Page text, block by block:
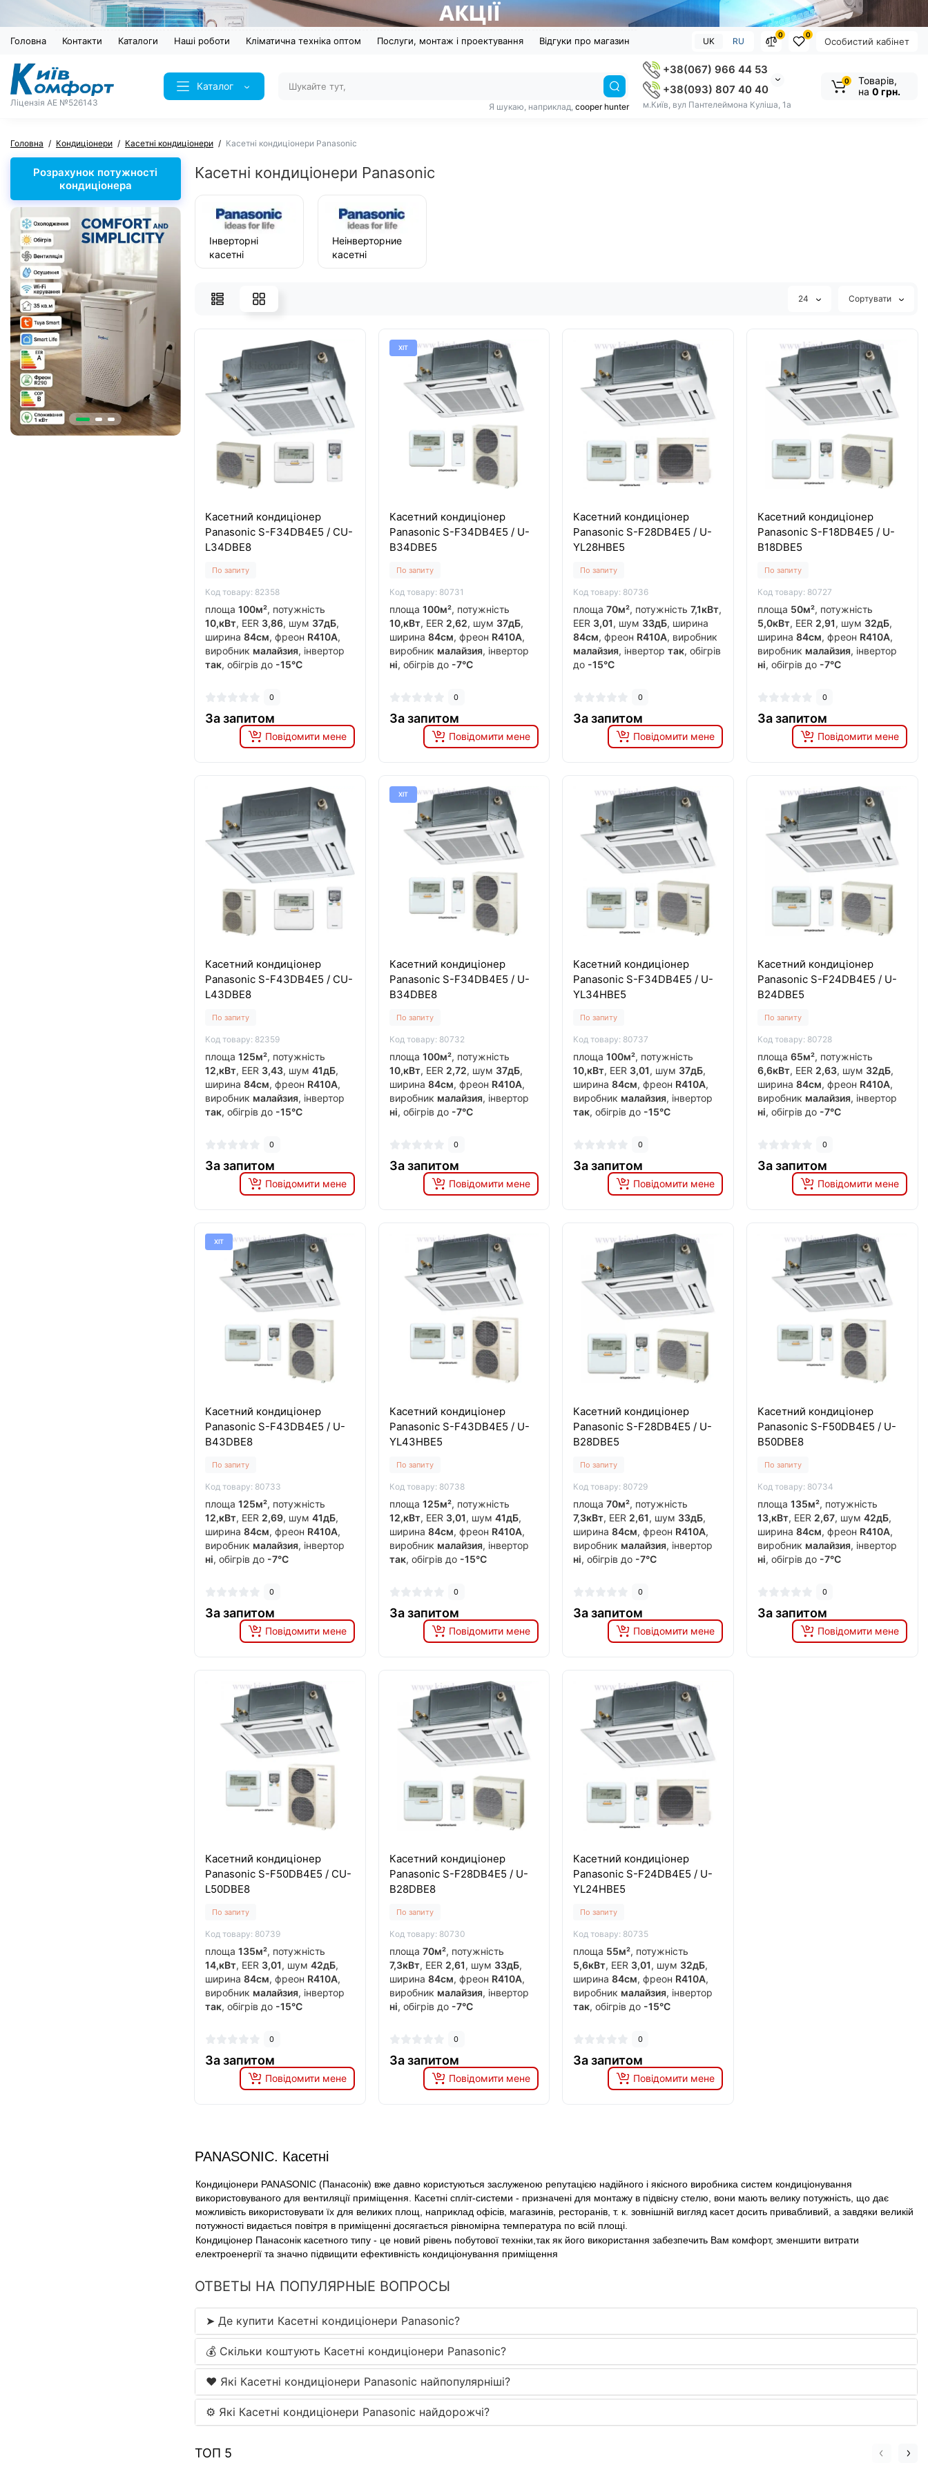
Головна Контакти Каталоги Наші роботи Кліматична техніка оптом Послуги, монтаж і проектування Відгуки про магазин Особистий кабінет
0
0
UK RU
Ліцензія AE №526143
Каталог
+38(067) 966 44 53
+38(093) 807 40 40
м.Київ, вул Пантелеймона Куліша, 1а
Я шукаю, наприклад, cooper hunter
0
Товарів,
на 0 грн.
Головна Кондиціонери Касетні кондиціонери Касетні кондиціонери Panasonic
Розрахунок потужності
кондиціонера
Касетні кондиціонери Panasonic
Інверторні
касетні
Неінверторние
касетні
24 Сортувати
Касетний кондиціонер
Panasonic S-F34DВ4E5 / CU-
L34DBE8
По запиту
Код товару: 82358
площа 100м², потужність
10,кВт, EER 3,86, шум 37дБ,
ширина 84см, фреон R410A,
виробник малайзия, інвертор
так, обігрів до -15°C
0
За запитом
Повідомити мене
ХІТ
Касетний кондиціонер
Panasonic S-F34DB4E5 / U-
B34DBE5
По запиту
Код товару: 80731
площа 100м², потужність
10,кВт, EER 2,62, шум 37дБ,
ширина 84см, фреон R410A,
виробник малайзия, інвертор
ні, обігрів до -7°C
0
За запитом
Повідомити мене
Касетний кондиціонер
Panasonic S-F28DВ4E5 / U-
YL28HBE5
По запиту
Код товару: 80736
площа70м², потужність7,1кВт,
EER 3,01, шум 33дБ, ширина
84см, фреон R410A, виробник
малайзия, інвертортак, обігрів
до -15°C
0
За запитом
Повідомити мене
Касетний кондиціонер
Panasonic S-F18DB4E5 / U-
B18DBE5
По запиту
Код товару: 80727
площа 50м², потужність
5,0кВт, EER 2,91, шум 32дБ,
ширина84см, фреон R410A,
виробник малайзия, інвертор
ні, обігрів до -7°C
0
За запитом
Повідомити мене
Касетний кондиціонер
Panasonic S-F43DВ4E5 / CU-
L43DBE8
По запиту
Код товару: 82359
площа 125м², потужність
12,кВт, EER 3,43, шум 41дБ,
ширина 84см, фреон R410A,
виробник малайзия, інвертор
так, обігрів до -15°C
0
За запитом
Повідомити мене
ХІТ
Касетний кондиціонер
Panasonic S-F34DB4E5 / U-
B34DBE8
По запиту
Код товару: 80732
площа 100м², потужність
10,кВт, EER 2,72, шум 37дБ,
ширина 84см, фреон R410A,
виробник малайзия, інвертор
ні, обігрів до -7°C
0
За запитом
Повідомити мене
Касетний кондиціонер
Panasonic S-F34DВ4E5 / U-
YL34HBE5
По запиту
Код товару: 80737
площа100м², потужність
10,кВт, EER 3,01, шум 37дБ,
ширина84см, фреон R410A,
виробник малайзия, інвертор
так, обігрів до -15°C
0
За запитом
Повідомити мене
Касетний кондиціонер
Panasonic S-F24DB4E5 / U-
B24DBE5
По запиту
Код товару: 80728
площа65м², потужність
6,6кВт, EER 2,63, шум 32дБ,
ширина84см, фреон R410A,
виробник малайзия, інвертор
ні, обігрів до -7°C
0
За запитом
Повідомити мене
ХІТ
Касетний кондиціонер
Panasonic S-F43DB4E5 / U-
B43DBE8
По запиту
Код товару: 80733
площа 125м², потужність
12,кВт, EER 2,69, шум 41дБ,
ширина 84см, фреон R410A,
виробник малайзия, інвертор
ні, обігрів до -7°C
0
За запитом
Повідомити мене
Касетний кондиціонер
Panasonic S-F43DВ4E5 / U-
YL43HBE5
По запиту
Код товару: 80738
площа 125м², потужність
12,кВт, EER 3,01, шум 41дБ,
ширина 84см, фреон R410A,
виробник малайзия, інвертор
так, обігрів до -15°C
0
За запитом
Повідомити мене
Касетний кондиціонер
Panasonic S-F28DB4E5 / U-
B28DBE5
По запиту
Код товару: 80729
площа70м², потужність
7,3кВт, EER 2,61, шум 33дБ,
ширина84см, фреон R410A,
виробник малайзия, інвертор
ні, обігрів до -7°C
0
За запитом
Повідомити мене
Касетний кондиціонер
Panasonic S-F50DB4E5 / U-
B50DBE8
По запиту
Код товару: 80734
площа135м², потужність
13,кВт, EER 2,67, шум42дБ,
ширина84см, фреон R410A,
виробник малайзия, інвертор
ні, обігрів до -7°C
0
За запитом
Повідомити мене
Касетний кондиціонер
Panasonic S-F50DВ4E5 / CU-
L50DBE8
По запиту
Код товару: 80739
площа 135м², потужність
14,кВт, EER 3,01, шум 42дБ,
ширина 84см, фреон R410A,
виробник малайзия, інвертор
так, обігрів до -15°C
0
За запитом
Повідомити мене
Касетний кондиціонер
Panasonic S-F28DB4E5 / U-
B28DBE8
По запиту
Код товару: 80730
площа 70м², потужність
7,3кВт, EER 2,61, шум 33дБ,
ширина 84см, фреон R410A,
виробник малайзия, інвертор
ні, обігрів до -7°C
0
За запитом
Повідомити мене
Касетний кондиціонер
Panasonic S-F24DВ4E5 / U-
YL24HBE5
По запиту
Код товару: 80735
площа 55м², потужність
5,6кВт, EER 3,01, шум 32дБ,
ширина84см, фреон R410A,
виробник малайзия, інвертор
так, обігрів до -15°C
0
За запитом
Повідомити мене
PANASONIC. Касетні
Кондиціонери PANASONIC (Панасонік) вже давно користуються заслуженою репутацією надійного і якісного виробника систем кондиціонування
використовуваного для вентиляції приміщення. Касетні спліт-системи - призначені для монтажу в підвісну стелю, вони мають велику потужність, що дає
можливість використовувати їх для великих площ, наприклад офісів, магазинів, ресторанів, т. к. зовнішній вигляд касет досить привабливий, а завдяки великій
потужності видається повітря в приміщенні досягається рівномірна температура по всій площі.
Кондиціонер Панасонік касетного типу - це новий рівень побутової техніки,так як його використання забезпечить Вам комфорт, зменшити витрати
електроенергії та значно підвищити ефективність кондиціонування приміщення
ОТВЕТЫ НА ПОПУЛЯРНЫЕ ВОПРОСЫ
➤ Де купити Касетні кондиціонери Panasonic?
💰 Скільки коштують Касетні кондиціонери Panasonic?
❤️ Які Касетні кондиціонери Panasonic найпопулярніші?
⚙ Які Касетні кондиціонери Panasonic найдорожчі?
ТОП 5